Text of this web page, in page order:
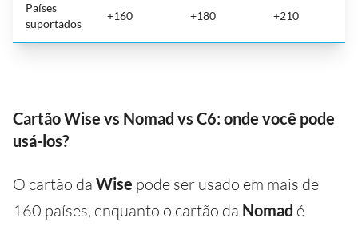
Países
suportados
+160 +180 +210
Cartão Wise vs Nomad vs C6: onde você pode
usá-los?
O cartão da Wise pode ser usado em mais de
160 países, enquanto o cartão da Nomad é